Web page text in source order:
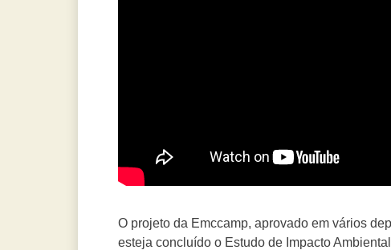
O projeto da Emccamp, aprovado em vários
esteja concluído o Estudo de Impacto